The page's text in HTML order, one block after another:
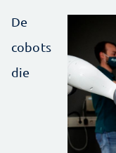
De
cobots
die